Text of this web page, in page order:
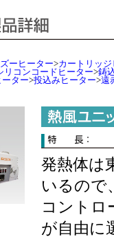
ーヒーター>カートリッ
リコンコードヒーター>鋳
ター>投込みヒーター>遠
発熱体は
いるので
コントロ
が自由に